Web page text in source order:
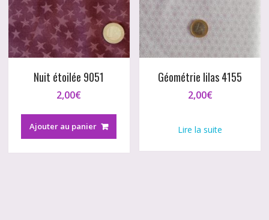
Nuit étoilée 9051
2,00€
Ajouter au panier
Géométrie lilas 4155
2,00€
Lire la suite